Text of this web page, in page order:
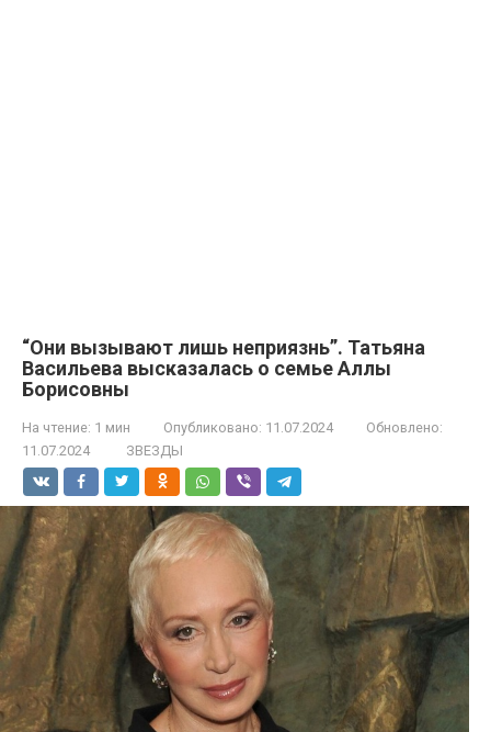
“Они вызывают лишь неприязнь”. Татьяна
Васильева высказалась о семье Аллы
Борисовны
На чтение: 1 мин Опубликовано: 11.07.2024
Обновлено:
11.07.2024
ЗВЕЗДЫ